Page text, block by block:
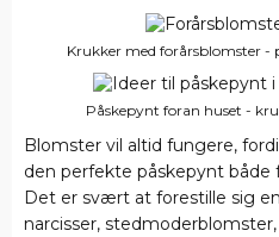
Krukker med forårsblomster -
Påskepynt foran huset -
Blomster vil altid fungere,
den perfekte påskepynt
Det er svært at forestille sig
narcisser,